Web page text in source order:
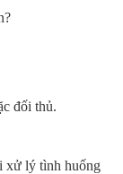
đối thủ.
xử lý tình huống